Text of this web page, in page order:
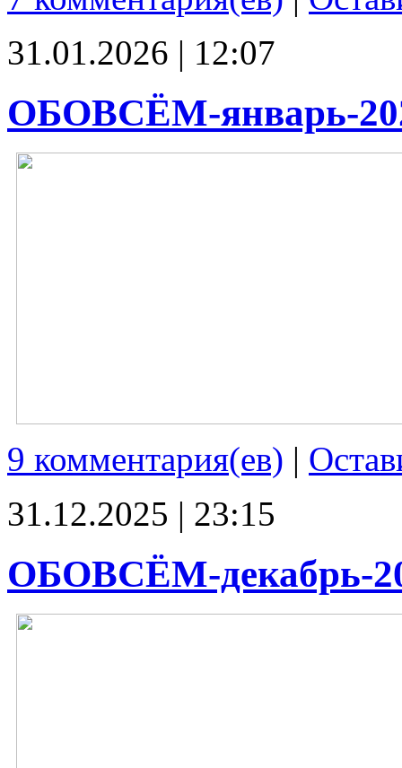
31.01.2026 | 12:07
ОБОВСЁМ-январь-
9 комментария(ев) |
31.12.2025 | 23:15
ОБОВСЁМ-декабрь-